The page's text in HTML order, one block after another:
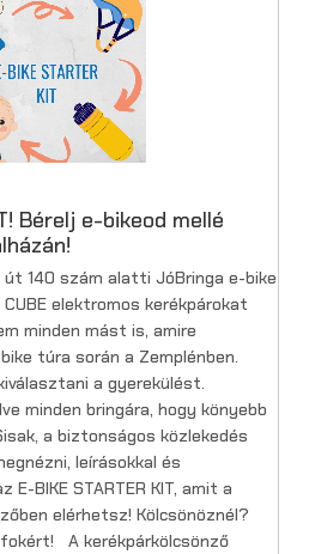
Bérelj e-bikeod mellé
út 140 szám alatti JóBringa e-bike
elektromos kerékpárokat
minden mást is, amire
túra során a Zemplénben.
a gyerekülést.
minden bringára, hogy könyebb
a biztonságos közlekedés
leírásokkal és
BIKE STARTER KIT, amit a
elérhetsz! Kölcsönöznél?
A kerékpárkölcsönző